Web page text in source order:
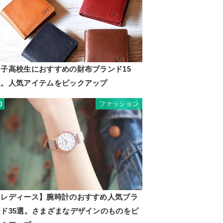
高校生におすすめの財布ブランド15
人気アイテムをピックアップ
ファッション
レディース】腕時計のおすすめ人気ブラ
35選。さまざまなデザインのものをピ